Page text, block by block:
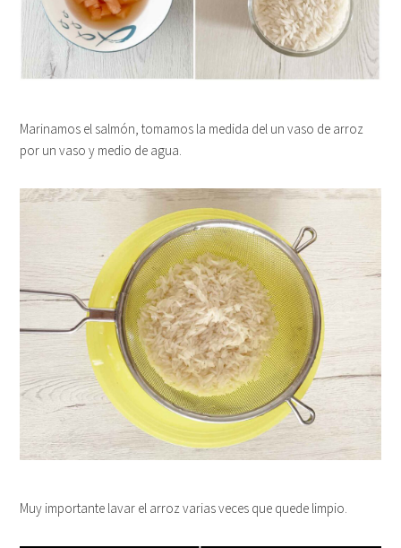
Marinamos el salmón, tomamos la medida del un vaso de arroz
por un vaso y medio de agua.
Muy importante lavar el arroz varias veces que quede limpio.